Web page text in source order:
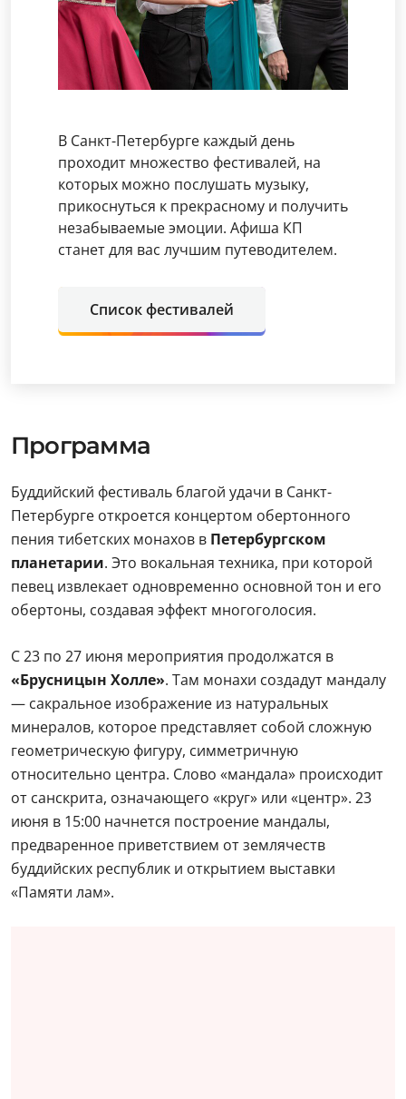
В Санкт-Петербурге каждый день
проходит множество фестивалей, на
которых можно послушать музыку,
прикоснуться к прекрасному и получить
незабываемые эмоции. Афиша КП
станет для вас лучшим путеводителем.
Список фестивалей
Программа
Буддийский фестиваль благой удачи в Санкт-
Петербурге откроется концертом обертонного
пения тибетских монахов в Петербургском
планетарии. Это вокальная техника, при которой
певец извлекает одновременно основной тон и его
обертоны, создавая эффект многоголосия.
С 23 по 27 июня мероприятия продолжатся в
«Брусницын Холле». Там монахи создадут мандалу
— сакральное изображение из натуральных
минералов, которое представляет собой сложную
геометрическую фигуру, симметричную
относительно центра. Слово «мандала» происходит
от санскрита, означающего «круг» или «центр». 23
июня в 15:00 начнется построение мандалы,
предваренное приветствием от землячеств
буддийских республик и открытием выставки
«Памяти лам».